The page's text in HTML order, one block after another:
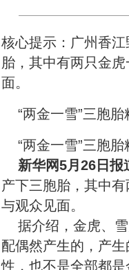
核心提示：广州香
胎，其中有两只金
面。
“两金一雪”三胞
“两金一雪”三胞
新华网5月26日报
产下三胞胎，其中
与观众见面。
据介绍，金虎、
配偶然产生的，产
性，也不是全部都